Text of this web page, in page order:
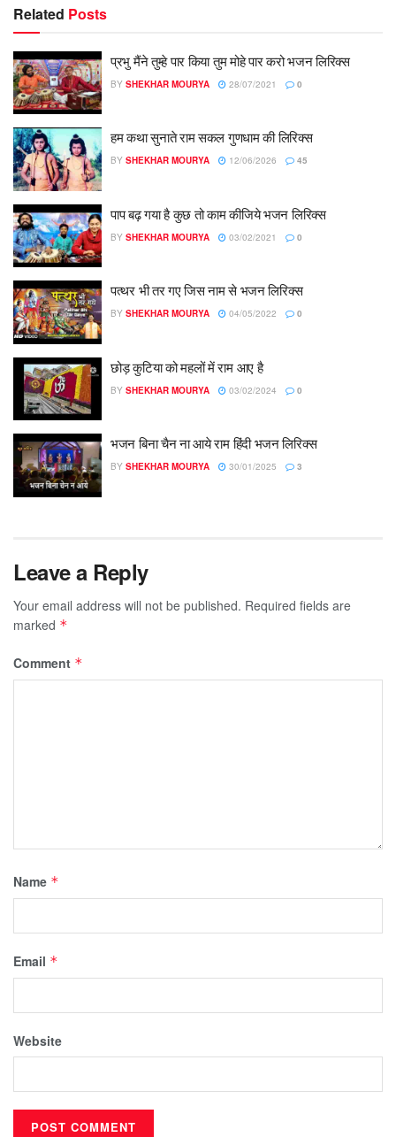
Related Posts
प्रभु मैंने तुम्हे पार किया तुम मोहे पार करो भजन लिरिक्स
BY SHEKHAR MOURYA 28/07/2021 0
हम कथा सुनाते राम सकल गुणधाम की लिरिक्स
BY SHEKHAR MOURYA 12/06/2026 45
पाप बढ़ गया है कुछ तो काम कीजिये भजन लिरिक्स
BY SHEKHAR MOURYA 03/02/2021 0
पत्थर भी तर गए जिस नाम से भजन लिरिक्स
BY SHEKHAR MOURYA 04/05/2022 0
छोड़ कुटिया को महलों में राम आए है
BY SHEKHAR MOURYA 03/02/2024 0
भजन बिना चैन ना आये राम हिंदी भजन लिरिक्स
BY SHEKHAR MOURYA 30/01/2025 3
Leave a Reply
Your email address will not be published. Required fields are
marked *
Comment *
Name *
Email *
Website